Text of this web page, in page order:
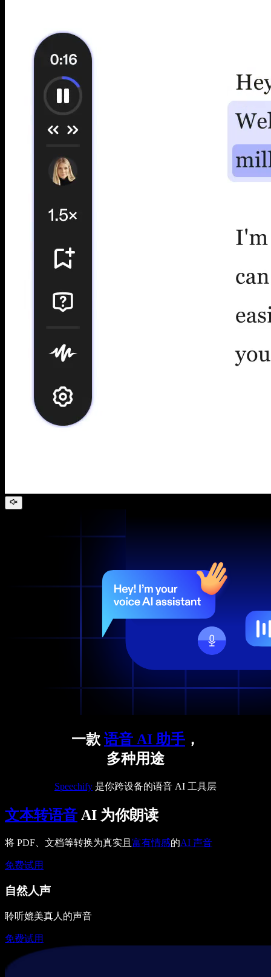
一款 语音 AI 助手 ，
多种用途
Speechify 是你跨设备的语音 AI 工具层
文本转语音 AI 为你朗读
将 PDF、文档等转换为真实且 富有情感的AI 声音
免费试用
自然人声
聆听媲美真人的声音
免费试用